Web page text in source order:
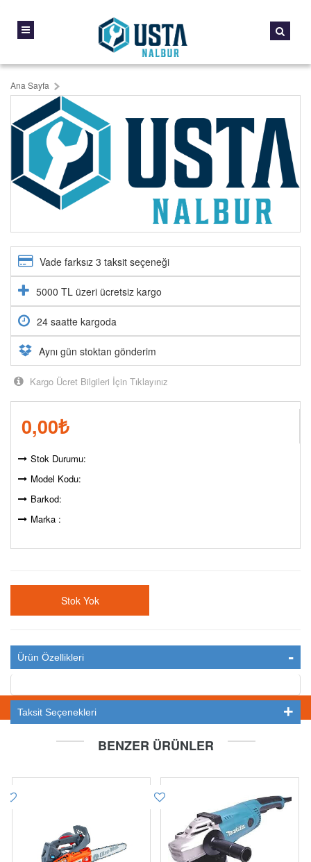
Ana Sayfa
Vade farksız 3 taksit seçeneği
5000 TL üzeri ücretsiz kargo
24 saatte kargoda
Aynı gün stoktan gönderim
Kargo Ücret Bilgileri İçin Tıklayınız
0,00₺
Stok Durumu:
Model Kodu:
Barkod:
Marka :
Stok Yok
Ürün Özellikleri
Taksit Seçenekleri
BENZER ÜRÜNLER